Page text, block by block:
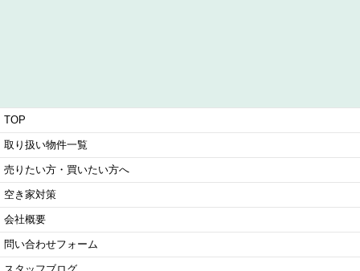
TOP
取り扱い物件一覧
売りたい方・買いたい方へ
空き家対策
会社概要
問い合わせフォーム